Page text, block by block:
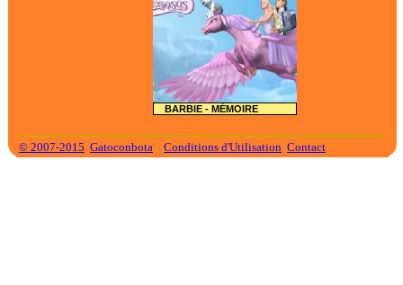
BARBIE - MÉMOIRE
© 2007-2015 Gatoconbota Conditions d'Utilisation Contact